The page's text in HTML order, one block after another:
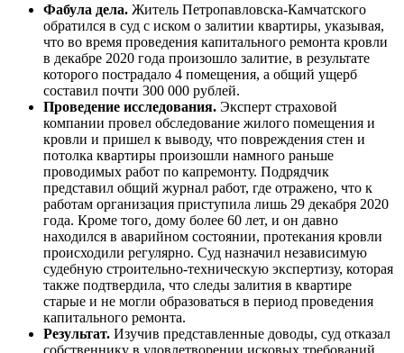
Фабула дела. Житель Петропавловска-Камчатского
обратился в суд с иском о залитии квартиры, указывая,
что во время проведения капитального ремонта кровли
в декабре 2020 года произошло залитие, в результате
которого пострадало 4 помещения, а общий ущерб
составил почти 300 000 рублей.
Проведение исследования. Эксперт страховой
компании провел обследование жилого помещения и
кровли и пришел к выводу, что повреждения стен и
потолка квартиры произошли намного раньше
проводимых работ по капремонту. Подрядчик
представил общий журнал работ, где отражено, что к
работам организация приступила лишь 29 декабря 2020
года. Кроме того, дому более 60 лет, и он давно
находился в аварийном состоянии, протекания кровли
происходили регулярно. Суд назначил независимую
судебную строительно-техническую экспертизу, которая
также подтвердила, что следы залития в квартире
старые и не могли образоваться в период проведения
капитального ремонта.
Результат. Изучив представленные доводы, суд отказал
собственнику в удовлетворении исковых требований.